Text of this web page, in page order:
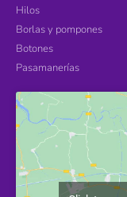
Hilos
Borlas y pompones
Botones
Pasamanerías